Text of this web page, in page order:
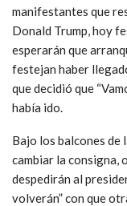
manifestantes que
Donald Trump, hoy
esperarán que
festejan haber
que decidió que
había ido.
Bajo los balcones de
cambiar la consigna,
despedirán al
volverán” con que